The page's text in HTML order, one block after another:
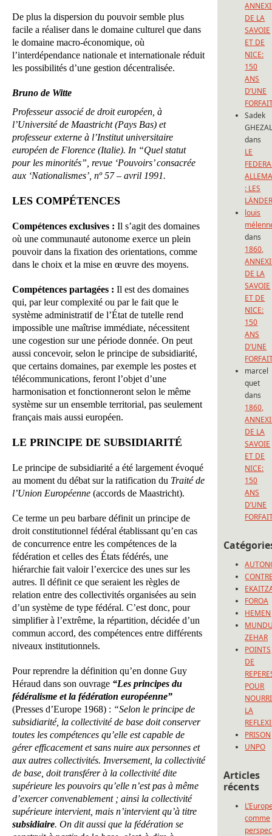
De plus la dispersion du pouvoir semble plus
facile a réaliser dans le domaine culturel que dans
le domaine macro-économique, où
l’interdépendance nationale et internationale réduit
les possibilités d’une gestion décentralisée.
Bruno de Witte
Professeur associé de droit européen, à
l’Université de Maastricht (Pays Bas) et
professeur externe à l’Institut universitaire
européen de Florence (Italie). In “Quel statut
pour les minorités”, revue ‘Pouvoirs’ consacrée
aux ‘Nationalismes’, nº 57 – avril 1991.
LES COMPÉTENCES
Compétences exclusives : Il s’agit des domaines
où une communauté autonome exerce un plein
pouvoir dans la fixation des orientations, comme
dans le choix et la mise en œuvre des moyens.
Compétences partagées : Il est des domaines
qui, par leur complexité ou par le fait que le
système administratif de l’État de tutelle rend
impossible une maîtrise immédiate, nécessitent
une cogestion sur une période donnée. On peut
aussi concevoir, selon le principe de subsidiarité,
que certains domaines, par exemple les postes et
télécommunications, feront l’objet d’une
harmonisation et fonctionneront selon le même
système sur un ensemble territorial, pas seulement
français mais aussi européen.
LE PRINCIPE DE SUBSIDIARITÉ
Le principe de subsidiarité a été largement évoqué
au moment du débat sur la ratification du Traité de
l’Union Européenne (accords de Maastricht).
Ce terme un peu barbare définit un principe de
droit constitutionnel fédéral établissant qu’en cas
de concurrence entre les compétences de la
fédération et celles des États fédérés, une
hiérarchie fait valoir l’exercice des unes sur les
autres. Il définit ce que seraient les règles de
relation entre des collectivités organisées au sein
d’un système de type fédéral. C’est donc, pour
simplifier à l’extrême, la répartition, décidée d’un
commun accord, des compétences entre différents
niveaux institutionnels.
Pour reprendre la définition qu’en donne Guy
Héraud dans son ouvrage “Les principes du
fédéralisme et la fédération européenne”
(Presses d’Europe 1968) : “Selon le principe de
subsidiarité, la collectivité de base doit conserver
toutes les compétences qu’elle est capable de
gérer efficacement et sans nuire aux personnes et
aux autres collectivités. Inversement, la collectivité
de base, doit transférer à la collectivité dite
supérieure les pouvoirs qu’elle n’est pas à même
d’exercer convenablement ; ainsi la collectivité
supérieure intervient, mais n’intervient qu’à titre
subsidiaire. On dit aussi que la fédération se
DE LA
SAVOIE
ET DE
NICE:
150
ANS
D’UNE
Sadek
dans
LE
: LES
louis
dans
1860,
DE LA
SAVOIE
ET DE
NICE:
150
ANS
D’UNE
marcel
quet
dans
1860,
DE LA
SAVOIE
ET DE
NICE:
150
ANS
D’UNE
FOROA
HEMEN
ZEHAR
POINTS
DE
POUR
LA
PRISON
UNPO
Articles
récents
comme